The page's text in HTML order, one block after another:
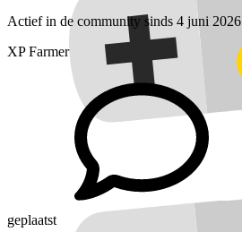
Actief in de community sinds 4 juni 2026
XP Farmer
geplaatst